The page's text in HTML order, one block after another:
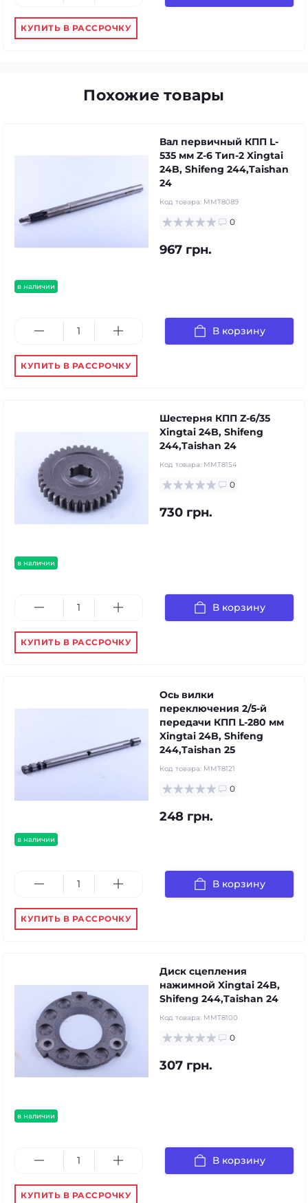
КУПИТЬ В РАССРОЧКУ
Похожие товары
в наличии
Вал первичный КПП L-
535 мм Z-6 Тип-2 Xingtai
24B, Shifeng 244,Taishan
24
Код товара: MMT8089
0
967 грн.
В корзину
КУПИТЬ В РАССРОЧКУ
в наличии
Шестерня КПП Z-6/35
Xingtai 24B, Shifeng
244,Taishan 24
Код товара: MMT8154
0
730 грн.
В корзину
КУПИТЬ В РАССРОЧКУ
в наличии
Ось вилки
переключения 2/5-й
передачи КПП L-280 мм
Xingtai 24B, Shifeng
244,Taishan 25
Код товара: MMT8121
0
248 грн.
В корзину
КУПИТЬ В РАССРОЧКУ
в наличии
Диск сцепления
нажимной Xingtai 24B,
Shifeng 244,Taishan 24
Код товара: MMT8100
0
307 грн.
В корзину
КУПИТЬ В РАССРОЧКУ